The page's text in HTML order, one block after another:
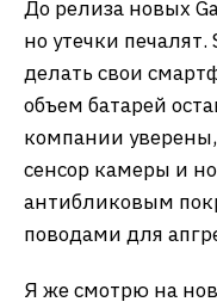
До релиза новых
но утечки
делать свои
объем батарей
компании
сенсор камеры и
антибликовым
поводами для
Я же смотрю на